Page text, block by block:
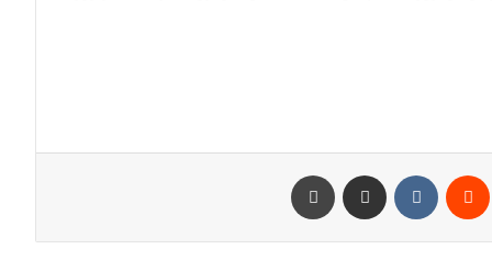
‫پین‌ترست ‫رددیت ‫VKontakte اشتراک گذاری از طریق ایمیل